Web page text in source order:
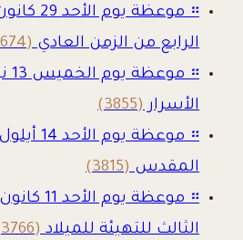
።
الرابع من الزمن العادي(4674)
።
الأسرار(3855)
።
المقدس(3815)
።
الثالث للتهيئة للميلاد(3766)